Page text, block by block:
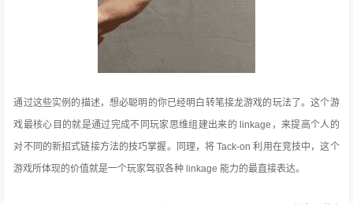
通过这些实例的描述，想必聪明的你已经明白转笔接龙游戏的玩法了。这个游
戏最核心目的就是通过完成不同玩家思维组建出来的 linkage，来提高个人的
对不同的新招式链接方法的技巧掌握。同理，将 Tack-on 利用在竞技中，这个
游戏所体现的价值就是一个玩家驾驭各种 linkage 能力的最直接表达。